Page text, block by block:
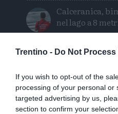
Trentino - Do Not
If you wish to opt-out of the
processing of your personal or
targeted advertising by us,
section to confirm your
Calceranica,
nel lago a 8
Solo venerdì un
ma
Tragedia in
ragazzo di